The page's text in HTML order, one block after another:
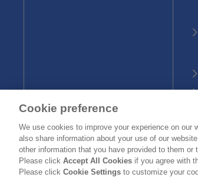
Cookie preference
We use cookies to improve your experience on
also share information about your use of our
other information that you have provided to them
Please click Accept All Cookies if you agree with
Please click Cookie Settings to customize your